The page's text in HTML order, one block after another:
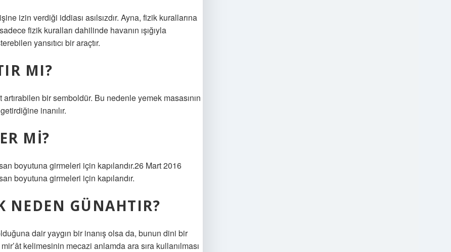
izin verdiği iddiası asılsızdır. Ayna, fizik kurallarına
fizik kuralları dahilinde havanın ışığıyla
yansıtıcı bir araçtır.
MI?
bir semboldür. Bu nedenle yemek masasının
inanılır.
MI?
boyutuna girmeleri için kapılarıdır.26 Mart 2016
boyutuna girmeleri için kapılarıdır.
NEDEN GÜNAHTIR?
dair yaygın bir inanış olsa da, bunun dini bir
kelimesinin mecazi anlamda ara sıra kullanılması